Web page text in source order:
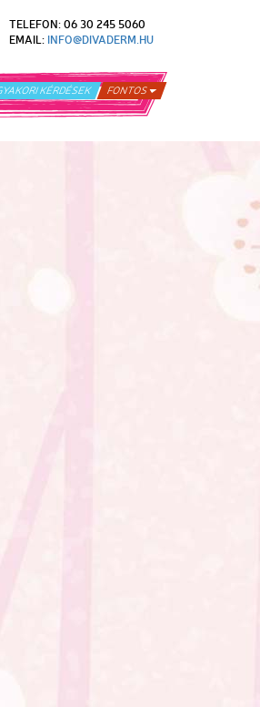
TELEFON: 06 30 245 5060
EMAIL: INFO@DIVADERM.HU
KÉRDÉSEK FONTOS